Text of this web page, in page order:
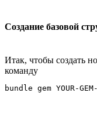
Создание базовой
Итак, чтобы создать
команду